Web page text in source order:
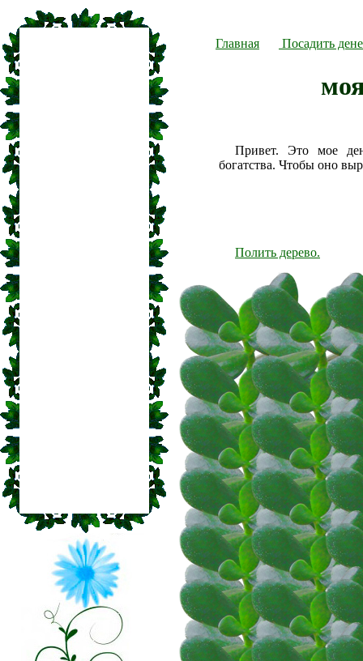
Главная Посадить
Привет. Это мое
богатства. Чтобы оно
Полить дерево.